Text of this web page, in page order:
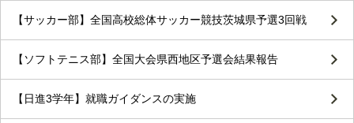
【サッカー部】全国高校総体サッカー競技茨城県予選3回戦
【ソフトテニス部】全国大会県西地区予選会結果報告
【日進3学年】就職ガイダンスの実施